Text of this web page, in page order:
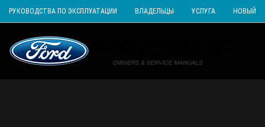
РУКОВОДСТВА ПО ЭКСПЛУАТАЦИИ ВЛАДЕЛЬЦЫ УСЛУГА НОВЫЙ